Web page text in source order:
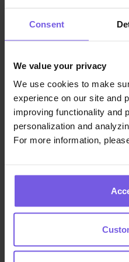
Consent
We value your privacy
We use cookies to make
experience on our site and
improving functionality and
personalization and
For more information,
approche
transparente des
SaltoKS dans
de Duve a
clients de
SaltoKS sur leur
d’accéder aux
clients peuvent
chambre par le
sans avoir à
sur leur téléphone.